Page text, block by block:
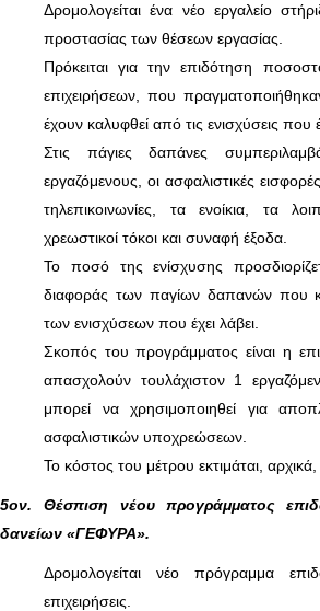
Δρομολογείται ένα νέο εργαλείο
προστασίας των θέσεων εργασίας.
Πρόκειται για την επιδότηση
επιχειρήσεων, που
έχουν καλυφθεί από τις ενισχύσεις
Στις πάγιες δαπάνες
εργαζόμενους, οι ασφαλιστικές
τηλεπικοινωνίες, τα ενοίκια, τα
χρεωστικοί τόκοι και συναφή έξοδα.
Το ποσό της ενίσχυσης
διαφοράς των παγίων δαπανών που
των ενισχύσεων που έχει λάβει.
Σκοπός του προγράμματος είναι η
απασχολούν τουλάχιστον 1
μπορεί να χρησιμοποιηθεί για
ασφαλιστικών υποχρεώσεων.
Το κόστος του μέτρου εκτιμάται,
5ον. Θέσπιση νέου προγράμματος
δανείων «ΓΕΦΥΡΑ».
Δρομολογείται νέο πρόγραμμα
επιχειρήσεις.